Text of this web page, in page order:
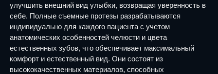
улучшить внешний вид улыбки, возвращая уверенность в
себе. Полные съемные протезы разрабатываются
индивидуально для каждого пациента с учетом
анатомических особенностей челюсти и цвета
естественных зубов, что обеспечивает максимальный
комфорт и естественный вид. Они состоят из
высококачественных материалов, способных